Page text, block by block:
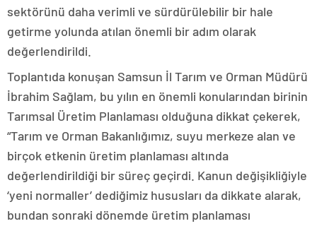
sektörünü daha verimli ve sürdürülebilir bir hale
getirme yolunda atılan önemli bir adım olarak
değerlendirildi.
Toplantıda konuşan Samsun İl Tarım ve Orman Müdürü
İbrahim Sağlam, bu yılın en önemli konularından birinin
Tarımsal Üretim Planlaması olduğuna dikkat çekerek,
“Tarım ve Orman Bakanlığımız, suyu merkeze alan ve
birçok etkenin üretim planlaması altında
değerlendirildiği bir süreç geçirdi. Kanun değişikliğiyle
‘yeni normaller’ dediğimiz hususları da dikkate alarak,
bundan sonraki dönemde üretim planlaması